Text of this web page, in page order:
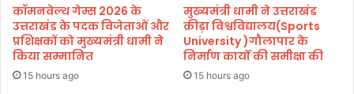
मु
क
द
मा
द
भ
का
म
ना
एँ
कॉमनवेल्थ गेम्स 2026 के
उत्तराखंड के पदक विजेताओं और
प्रशिक्षकों को मुख्यमंत्री धामी ने
किया सम्मानित
15 hours ago
मुख्यमंत्री धामी ने उत्तराखंड
क्रीड़ा विश्वविद्यालय(Sports
University )गौलापार के
निर्माण कार्यों की समीक्षा की
15 hours ago